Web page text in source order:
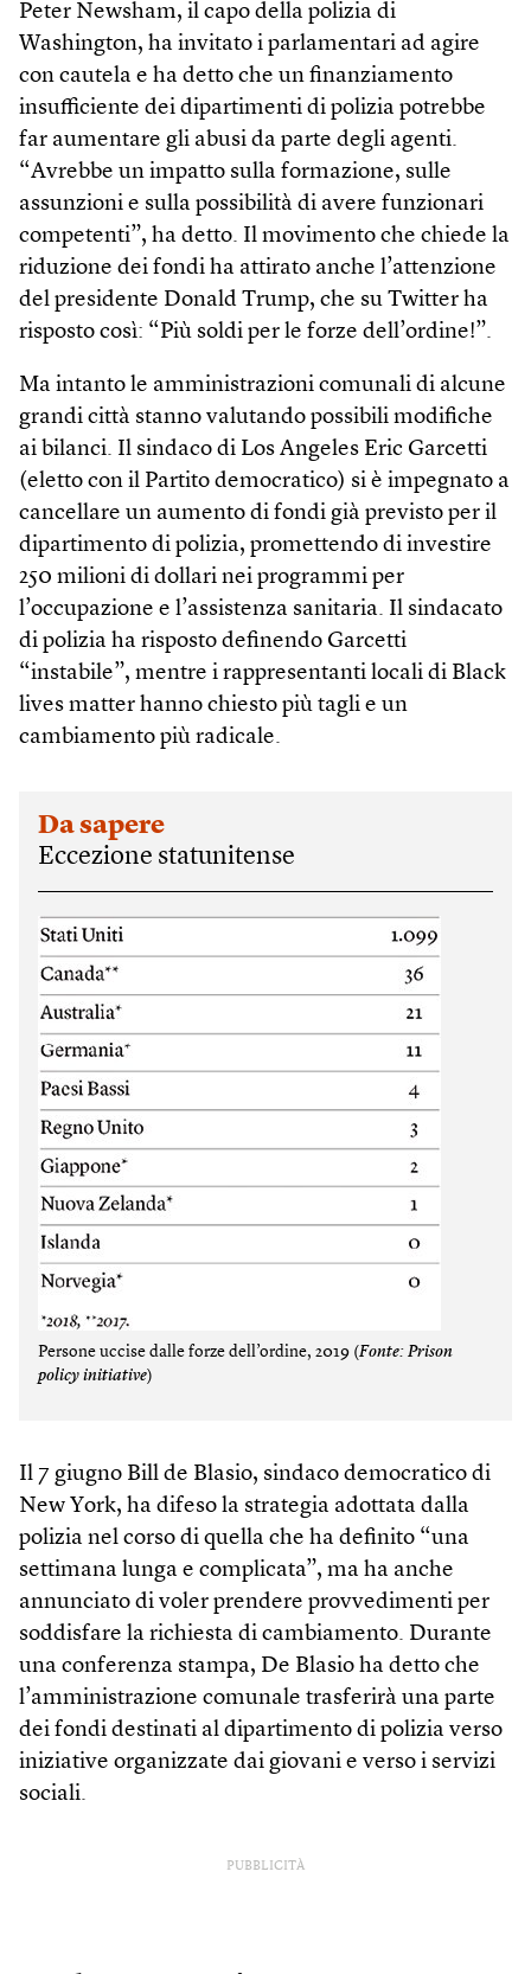
Peter Newsham, il capo della polizia di
Washington, ha invitato i parlamentari ad agire
con cautela e ha detto che un finanziamento
insufficiente dei dipartimenti di polizia potrebbe
far aumentare gli abusi da parte degli agenti.
“Avrebbe un impatto sulla formazione, sulle
assunzioni e sulla possibilità di avere funzionari
competenti”, ha detto. Il movimento che chiede la
riduzione dei fondi ha attirato anche l’attenzione
del presidente Donald Trump, che su Twitter ha
risposto così: “Più soldi per le forze dell’ordine!”.
Ma intanto le amministrazioni comunali di alcune
grandi città stanno valutando possibili modifiche
ai bilanci. Il sindaco di Los Angeles Eric Garcetti
(eletto con il Partito democratico) si è impegnato a
cancellare un aumento di fondi già previsto per il
dipartimento di polizia, promettendo di investire
250 milioni di dollari nei programmi per
l’occupazione e l’assistenza sanitaria. Il sindacato
di polizia ha risposto definendo Garcetti
“instabile”, mentre i rappresentanti locali di Black
lives matter hanno chiesto più tagli e un
cambiamento più radicale.
Da sapere
Eccezione statunitense
Persone uccise dalle forze dell’ordine, 2019 (Fonte: Prison
policy initiative)
Il 7 giugno Bill de Blasio, sindaco democratico di
New York, ha difeso la strategia adottata dalla
polizia nel corso di quella che ha definito “una
settimana lunga e complicata”, ma ha anche
annunciato di voler prendere provvedimenti per
soddisfare la richiesta di cambiamento. Durante
una conferenza stampa, De Blasio ha detto che
l’amministrazione comunale trasferirà una parte
dei fondi destinati al dipartimento di polizia verso
iniziative organizzate dai giovani e verso i servizi
sociali.
PUBBLICITÀ